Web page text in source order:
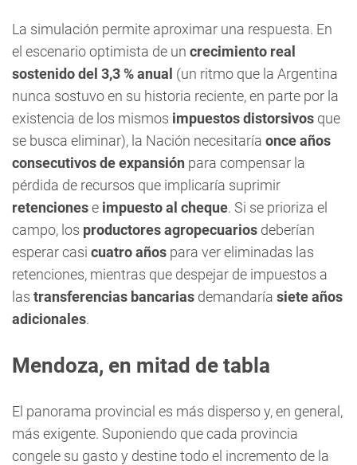
La simulación permite aproximar una respuesta. En
el escenario optimista de un crecimiento real
sostenido del 3,3 % anual (un ritmo que la Argentina
nunca sostuvo en su historia reciente, en parte por la
existencia de los mismos impuestos distorsivos que
se busca eliminar), la Nación necesitaría once años
consecutivos de expansión para compensar la
pérdida de recursos que implicaría suprimir
retencionese impuesto al cheque. Si se prioriza el
campo, los productores agropecuarios deberían
esperar casi cuatro años para ver eliminadas las
retenciones, mientras que despejar de impuestos a
las transferencias bancarias demandaría siete años
adicionales.
Mendoza, en mitad de tabla
El panorama provincial es más disperso y, en general,
más exigente. Suponiendo que cada provincia
congele su gasto y destine todo el incremento de la